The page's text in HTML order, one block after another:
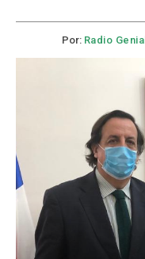
Por: Radio Genial